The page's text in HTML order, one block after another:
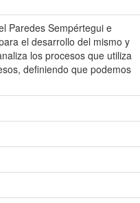
Paredes Sempértegui e
el desarrollo del mismo y
los procesos que utiliza
definiendo que podemos